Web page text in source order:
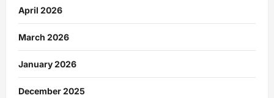
April 2026
March 2026
January 2026
December 2025